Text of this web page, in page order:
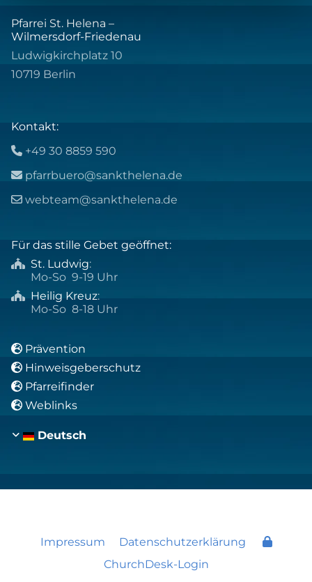
Pfarrei St. Helena –
Wilmersdorf-Friedenau
Ludwigkirchplatz 10
10719 Berlin
Kontakt:
 +49 30 8859 590
 pfarrbuero@sankthelena.de
 webteam@sankthelena.de
Für das stille Gebet geöffnet:
 St. Ludwig:
Mo-So 9-19 Uhr
 Heilig Kreuz:
Mo-So 8-18 Uhr
 Prävention
 Hinweisgeberschutz
 Pfarreifinder
 Weblinks
Deutsch
Impressum
Datenschutzerklärung
ChurchDesk-Login